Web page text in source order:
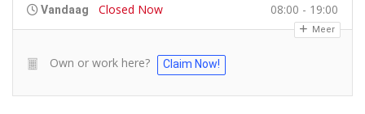
Vandaag Closed Now 08:00 - 19:00
Meer
Own or work here? Claim Now!